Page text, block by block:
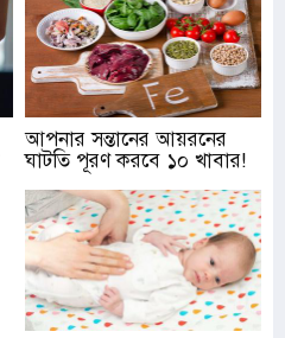
আপনার সন্তানের আয়রনের
ঘাটতি পূরণ করবে ১০ খাবার!